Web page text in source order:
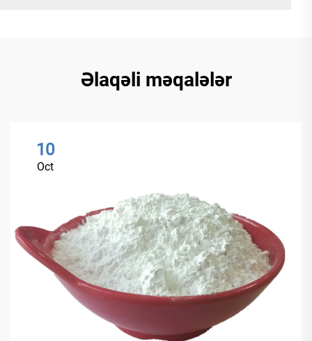
Əlaqəli məqalələr
10
Oct